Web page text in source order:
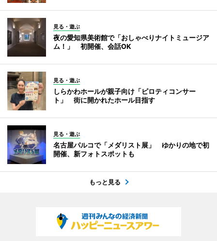
見る・遊ぶ
夜の愛知県美術館で「おしゃべりナイトミュージア
ム！」 初開催、会話OK
見る・遊ぶ
しらかわホールが親子向け「ピロティコンサー
ト」 街に開かれたホール目指す
見る・遊ぶ
名古屋パルコで「メダリスト展」 ゆかりの地で初
開催、新フォトスポットも
もっと見る